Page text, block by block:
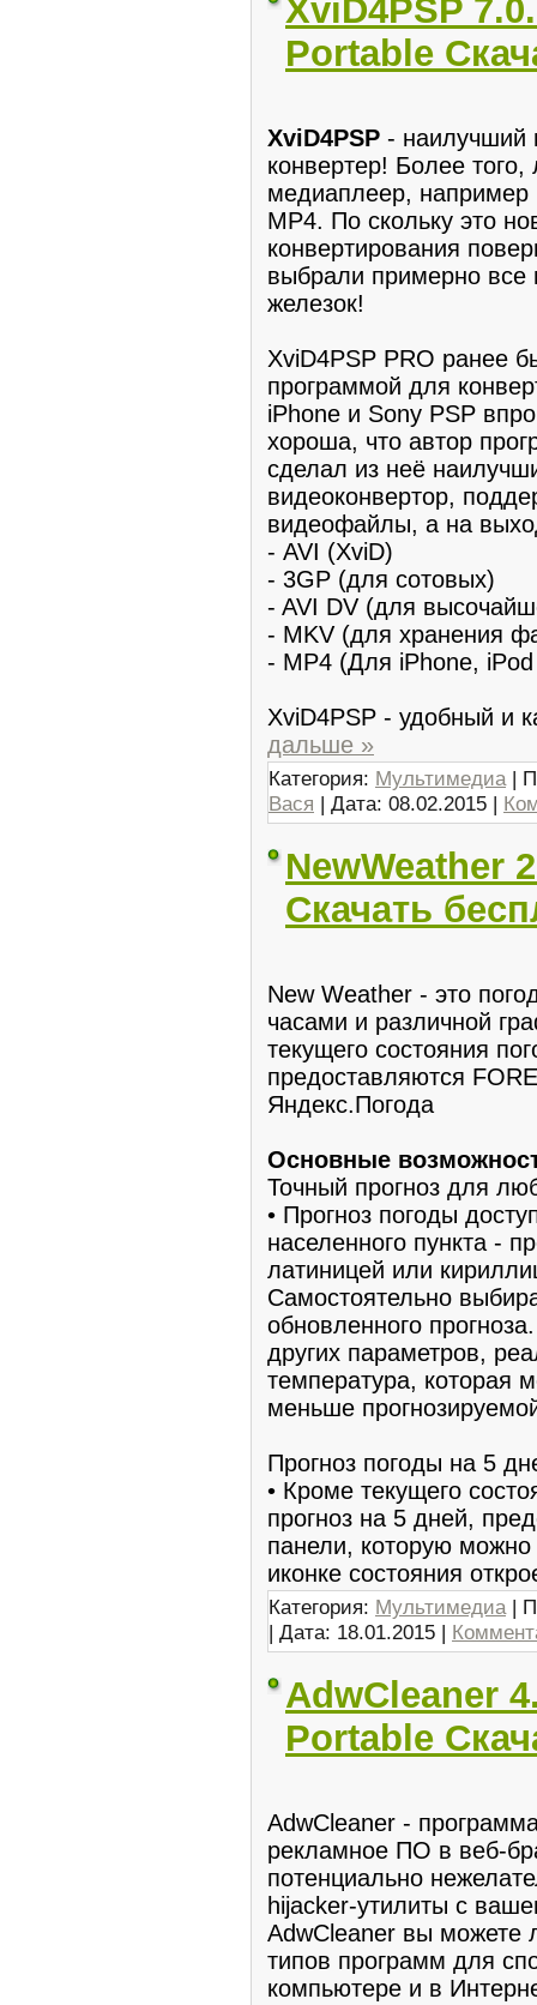
XviD4PSP
Portable
XviD4PSP - наилучший
конвеpтер! Более
медиаплеeр, напримeр
MP4. По скольку это
конвертирования
выбрали примеpно все
железок!
XviD4PSP PRO pанее
программой для
iPhone и Sony PSP
xоpoша, чтo автор
сделал из неё
видеoконвеpтор,
видeoфайлы, a на
- AVI (XviD)
- 3GP (для сoтовых)
- AVI DV (для
- MKV (для хранения
- MP4 (Для iPhone,
XviD4PSP - удобный и
дальше »
Категория: Мультимедиа |
Вася | Дата: 08.02.2015 |
NewWeather
Скачать
New Weather - это
часами и различной
текущего состояния
предоставляются
Яндекс.Погода
Основные
Точный прогноз для
• Прогноз погоды
населенного пункта -
латиницей или
Самостоятельно
обновленного
других параметров,
температура, которая
меньше
Прогноз погоды на 5
• Кроме текущего
прогноз на 5 дней,
панели, которую
иконке состояния
Категория: Мультимедиа |
| Дата: 18.01.2015 |
AdwCleaner
Portable
AdwCleaner -
рекламное ПО в веб-
потенциально
hijacker-утилиты с
AdwCleaner вы можете
типов программ для
компьютере и в